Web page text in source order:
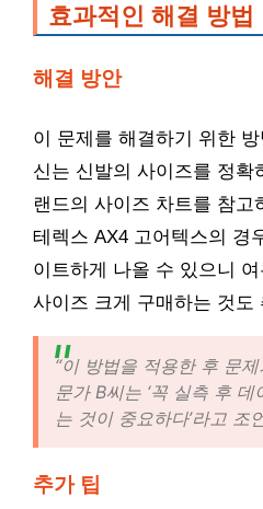
효과적인 해결 방법
해결 방안
이 문제를 해결하기 위한
신는 신발의 사이즈를 정확
랜드의 사이즈 차트를 참고
테렉스 AX4 고어텍스의 경
이트하게 나올 수 있으니
사이즈 크게 구매하는 것도
“이 방법을 적용한 후 문
문가 B씨는 ‘꼭 실측 후
는 것이 중요하다’라고 조
추가 팁